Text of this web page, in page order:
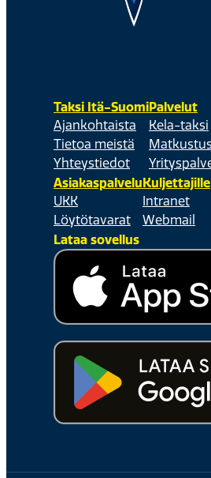
Taksi Itä-Suomi
Ajankohtaista
Tietoa meistä
Yhteystiedot
Palvelut
Kela-taksi
Asiakaspalvelu
UKK
Löytötavarat
Kuljettajille
Intranet
Webmail
Lataa sovellus